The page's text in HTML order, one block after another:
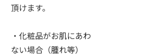
頂けます。
・化粧品がお肌にあわ
ない場合（腫れ等）